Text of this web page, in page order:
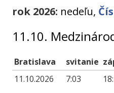
rok 2026: nedeľu,
11.10.
Bratislava svitanie
11.10.2026
7:03